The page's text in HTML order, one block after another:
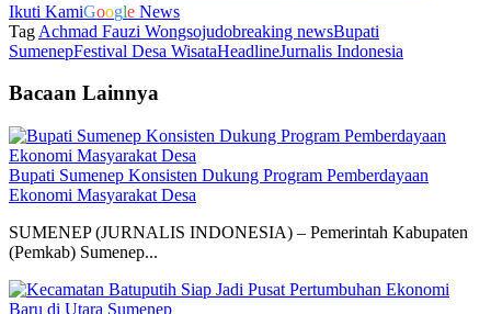
Ikuti KamiGoogle News
Tag Achmad Fauzi Wongsojudobreaking newsBupati
SumenepFestival Desa WisataHeadlineJurnalis Indonesia
Bacaan Lainnya
Bupati Sumenep Konsisten Dukung Program Pemberdayaan
Ekonomi Masyarakat Desa
SUMENEP (JURNALIS INDONESIA) – Pemerintah Kabupaten
(Pemkab) Sumenep...